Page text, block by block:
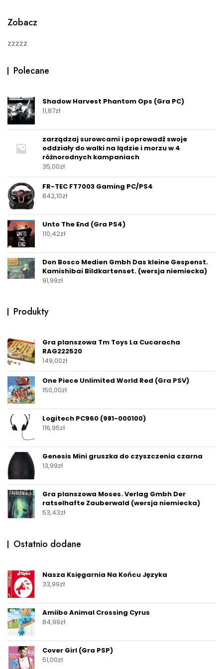
Zobacz
zzzzz
Polecane
Shadow Harvest Phantom Ops (Gra PC)
11,87zł
zarządzaj surowcami i poprowadź swoje
oddziały do walki na lądzie i morzu w 4
różnorodnych kampaniach
35,00zł
FR-TEC FT7003 Gaming PC/PS4
842,10zł
Unto The End (Gra PS4)
110,42zł
Don Bosco Medien Gmbh Das kleine Gespenst.
Kamishibai Bildkartenset. (wersja niemiecka)
91,99zł
Produkty
Gra planszowa Tm Toys La Cucaracha
RAG222520
149,00zł
One Piece Unlimited World Red (Gra PSV)
150,00zł
Logitech PC960 (981-000100)
116,95zł
Genesis Mini gruszka do czyszczenia czarna
13,99zł
Gra planszowa Moses. Verlag Gmbh Der
ratselhafte Zauberwald (wersja niemiecka)
53,43zł
Ostatnio dodane
Nasza Księgarnia Na Końcu Języka
33,99zł
Amiibo Animal Crossing Cyrus
84,99zł
Cover Girl (Gra PSP)
51,00zł